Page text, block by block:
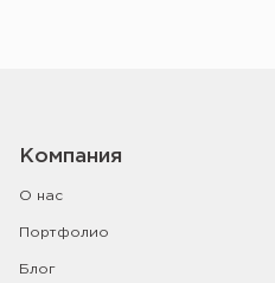
Компания
О нас
Портфолио
Блог